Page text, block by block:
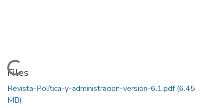
Loading...
Files
Revista-Política-y-administracion-version-6.1.pdf(6.45
MB)